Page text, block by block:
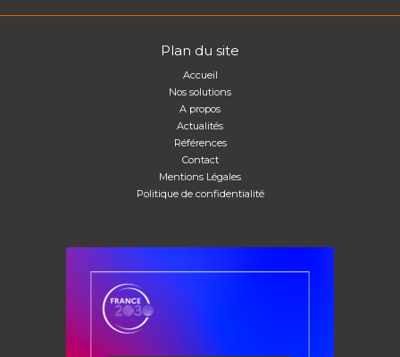
Plan du site
Accueil
Nos solutions
A propos
Actualités
Références
Contact
Mentions Légales
Politique de confidentialité